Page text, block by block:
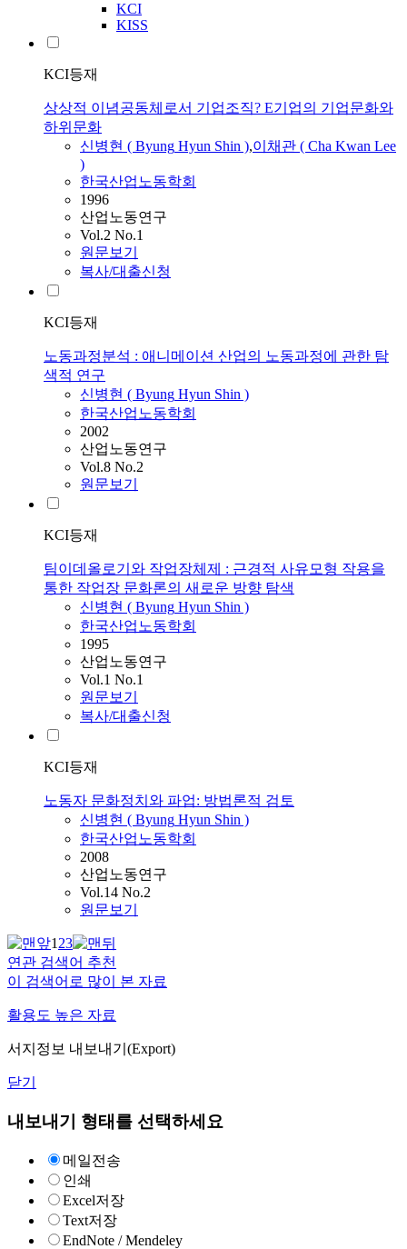
KCI
KISS
KCI등재
상상적 이념공동체로서 기업조직? E기업의 기업문화와
하위문화
신병현 ( Byung Hyun Shin ),이채관 ( Cha Kwan Lee
)
한국산업노동학회
1996
산업노동연구
Vol.2 No.1
원문보기
복사/대출신청
KCI등재
노동과정분석 : 애니메이션 산업의 노동과정에 관한 탐
색적 연구
신병현 ( Byung Hyun Shin )
한국산업노동학회
2002
산업노동연구
Vol.8 No.2
원문보기
KCI등재
팀이데올로기와 작업장체제 : 근경적 사유모형 작용을
통한 작업장 문화론의 새로운 방향 탐색
신병현 ( Byung Hyun Shin )
한국산업노동학회
1995
산업노동연구
Vol.1 No.1
원문보기
복사/대출신청
KCI등재
노동자 문화정치와 파업: 방법론적 검토
신병현 ( Byung Hyun Shin )
한국산업노동학회
2008
산업노동연구
Vol.14 No.2
원문보기
123
연관 검색어 추천
이 검색어로 많이 본 자료
활용도 높은 자료
서지정보 내보내기(Export)
닫기
내보내기 형태를 선택하세요
메일전송
인쇄
Excel저장
Text저장
EndNote / Mendeley